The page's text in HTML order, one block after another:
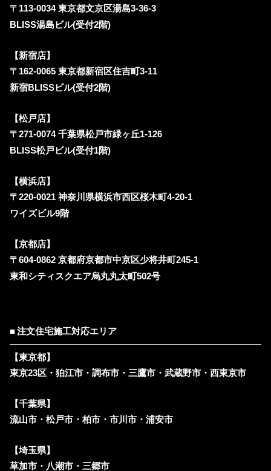
〒113-0034 東京都文京区湯島3-36-3
BLISS湯島ビル(受付2階)
【新宿店】
〒162-0065 東京都新宿区住吉町3-11
新宿BLISSビル(受付2階)
【松戸店】
〒271-0074 千葉県松戸市緑ヶ丘1-126
BLISS松戸ビル(受付1階)
【横浜店】
〒220-0021 神奈川県横浜市西区桜木町4-20-1
ワイズビル9階
【京都店】
〒604-0862 京都府京都市中京区少将井町245-1
東和シティスクエア烏丸丸太町502号
注文住宅施工対応エリア
【東京都】
東京23区・狛江市・調布市・三鷹市・武蔵野市・西東京市
【千葉県】
流山市・松戸市・柏市・市川市・浦安市
【埼玉県】
草加市・八潮市・三郷市